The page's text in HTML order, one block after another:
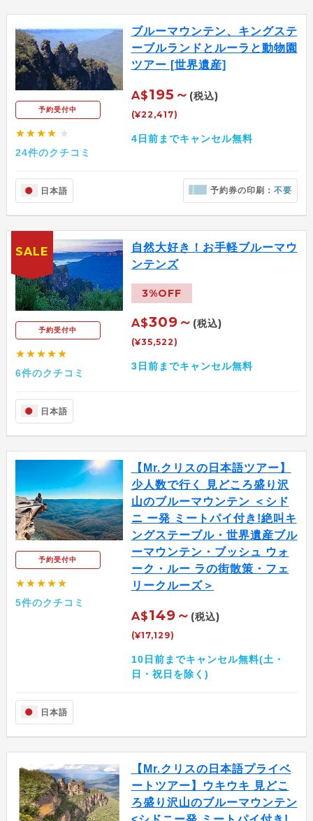
予約受付中
★★★★ ★
24件のクチコミ
ブルーマウンテン、キングステ
ーブルランドとルーラと動物園
ツアー [世界遺産]
A$195～ (税込)
(¥22,417)
4日前までキャンセル無料
日本語 予約券の印刷：不要
予約受付中
★★★★★
6件のクチコミ
自然大好き！お手軽ブルーマウ
ンテンズ
3%OFF
A$309～ (税込)
(¥35,522)
3日前までキャンセル無料
日本語
SALE
予約受付中
★★★★★
5件のクチコミ
【Mr.クリスの日本語ツアー】
少人数で行く 見どころ盛り沢
山のブルーマウンテン ＜シド
ニ ー発 ミートパイ付き!絶叫キ
ングステーブル・世界遺産ブル
ーマウンテン・ブッシュ ウォ
ーク・ルー ラの街散策・フェ
リークルーズ＞
A$149～ (税込)
(¥17,129)
10日前までキャンセル無料(土・
日・祝日を除く)
日本語
【Mr.クリスの日本語プライベ
ートツアー】ウキウキ 見どこ
ろ盛り沢山のブルーマウンテン